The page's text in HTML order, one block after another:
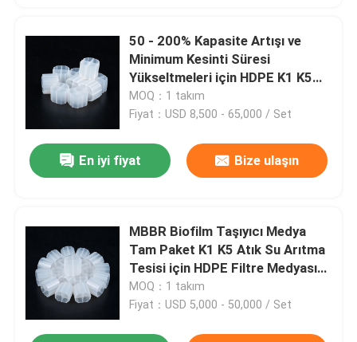
50 - 200% Kapasite Artışı ve
Minimum Kesinti Süresi
Yükseltmeleri için HDPE K1 K5
Biyofilm Taşıyıcılı IFAS MBBR
Hibrit Tadilat Sistemi
MOQ：1 takım
Fiyat：USD 8,500 - 65,000 / Set
En iyi fiyat Bize ulaşın
MBBR Biofilm Taşıyıcı Medya
Tam Paket K1 K5 Atık Su Arıtma
Tesisi için HDPE Filtre Medyası
Latin Amerika
MOQ：1 takım
Fiyat：USD 5,000 - 50,000 / Set